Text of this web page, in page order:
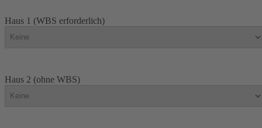
Haus 1 (WBS erforderlich)
Haus 2 (ohne WBS)